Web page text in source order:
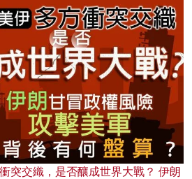
突交織，是否釀成世界大戰？ 伊朗